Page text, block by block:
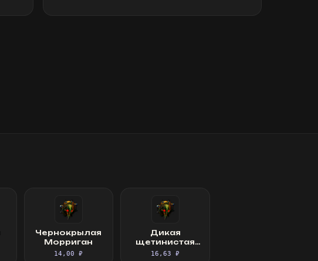
Чернокрылая
Морриган
14,00 ₽
Дикая
щетинистая
матрона
16,63 ₽